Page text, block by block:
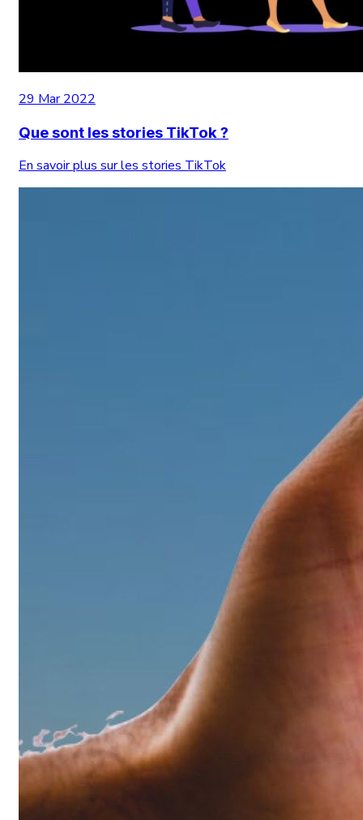
29 Mar 2022
Que sont les stories TikTok ?
En savoir plus sur les stories TikTok